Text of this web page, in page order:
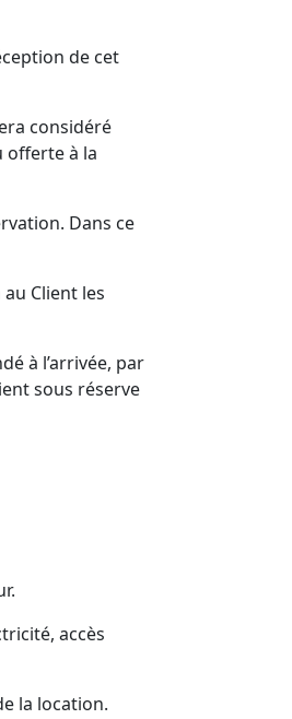
de cet
considéré
offerte à la
Dans ce
Client les
à l’arrivée, par
sous réserve
accès
la location.